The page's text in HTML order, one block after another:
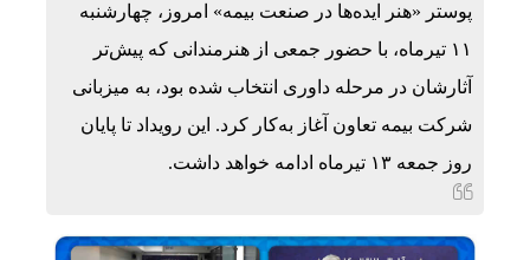
پوستر «هنر ایده‌ها در صنعت بیمه» امروز، چهارشنبه
۱۱ تیرماه، با حضور جمعی از هنرمندانی که پیش‌تر
آثارشان در مرحله داوری انتخاب شده بود، به میزبانی
شرکت بیمه تعاون آغاز به‌کار کرد. این رویداد تا پایان
روز جمعه ۱۳ تیرماه ادامه خواهد داشت.